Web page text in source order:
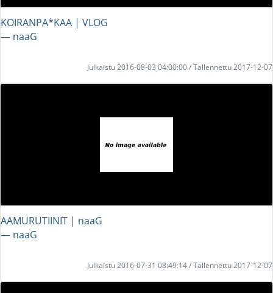
KOIRANPA*KAA | VLOG
― naaG
Julkaistu 2016-08-03 04:00:00 / Tallennettu 2017-12-07
AAMURUTIINIT | naaG
― naaG
Julkaistu 2016-07-31 08:49:14 / Tallennettu 2017-12-07